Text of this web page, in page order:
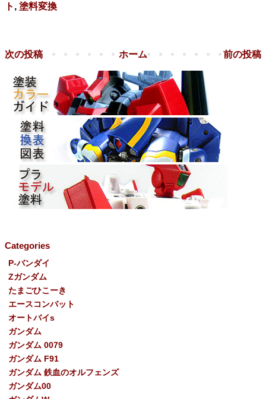
ト , 塗料変換
次の投稿 前の投稿
ホーム
Categories
P-バンダイ
Ζガンダム
たまごひこーき
エースコンバット
オートバイs
ガンダム
ガンダム 0079
ガンダム F91
ガンダム 鉄血のオルフェンズ
ガンダム00